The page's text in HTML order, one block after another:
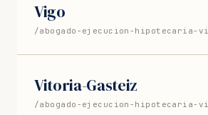
Vigo
/abogado-ejecucion-hipotecaria-
Vitoria-Gasteiz
/abogado-ejecucion-hipotecaria-